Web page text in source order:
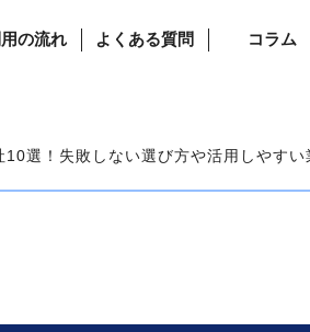
の流れ よくある質問 コラム
選！失敗しない選び方や活用しやすい